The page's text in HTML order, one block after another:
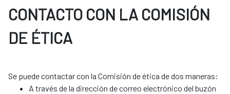
CONTACTO CON LA COMISIÓN
DE ÉTICA
​​​​​​​Se puede contactar con la Comisión de ética de dos maneras:
A través de la dirección de correo electrónico del buzón